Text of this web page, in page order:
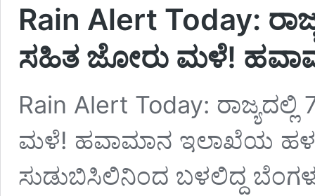
Rain Alert Today:
ಸಹಿತ ಜೋರು ಮಳೆ!
Rain Alert Today:
ಮಳೆ! ಹವಾಮಾನ ಇಲಾಖೆಯ
ಸುಡುಬಿಸಿಲಿನಿಂದ ಬಳಲಿದ್ದ